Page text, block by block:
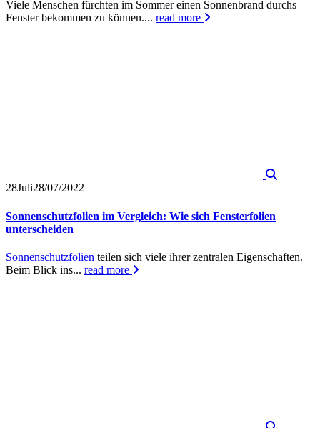
Viele Menschen fürchten im Sommer einen Sonnenbrand durchs
Fenster bekommen zu können.... read more
28Juli28/07/2022
Sonnenschutzfolien im Vergleich: Wie sich Fensterfolien
unterscheiden
Sonnenschutzfolien teilen sich viele ihrer zentralen Eigenschaften.
Beim Blick ins... read more